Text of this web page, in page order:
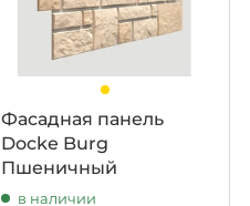
Фасадная панель
Docke Burg
Пшеничный
в наличии